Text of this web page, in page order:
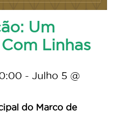
Um
Linhas
- Julho 5 @
do Marco de